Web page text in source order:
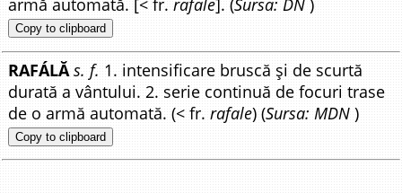
armă automată. [< fr.rafale]. (Sursa: DN )
Copy to clipboard
RAFÁLĂ s. f. 1. intensificare bruscă și de scurtă
durată a vântului. 2. serie continuă de focuri trase
de o armă automată. (< fr.rafale) (Sursa: MDN )
Copy to clipboard